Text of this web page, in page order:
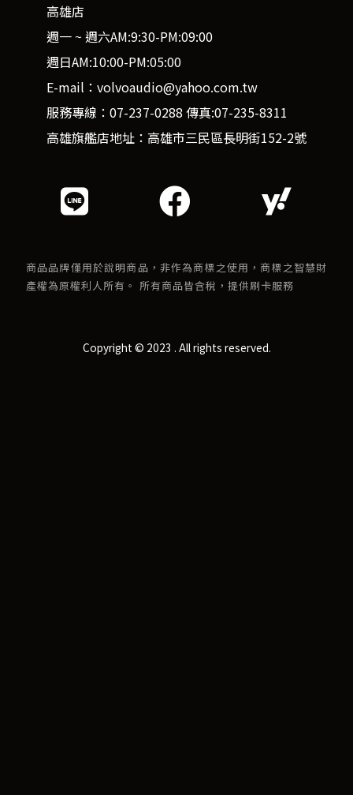
高雄店
週一 ~ 週六AM:9:30-PM:09:00
週日AM:10:00-PM:05:00
E-mail：volvoaudio@yahoo.com.tw
服務專線：07-237-0288 傳真:07-235-8311
高雄旗艦店地址：高雄市三民區長明街152-2號
商品品牌僅用於說明商品，非作為商標之使用，商標之智慧財
產權為原權利人所有。 所有商品皆含稅，提供刷卡服務
Copyright © 2023 . All rights reserved.